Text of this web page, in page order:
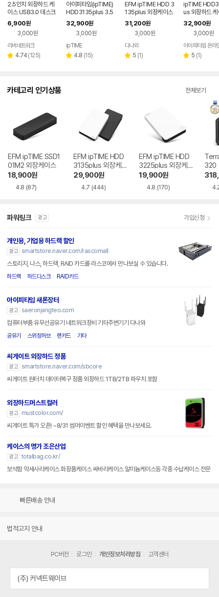
2.5인치 외장하드 케
이스 USB3.0 데스크
탑 노트북 HDD SSD
케이스 파우치
6,900원
3,000원
페이
리버네트워크
별 4.74 리
(125)
아이피타임(ipTIME)
HDD3135plus 3.5
인치 외장하드 케이스
USB 3.0 지원
32,900원
3,000원
ipTIME
별 4.8 리
(15)
EFM ipTIME HDD 3
135plus 외장케이스
(하드미포함)
31,200원
3,000원
페이
다나와
별 5 리
(1)
ipTIME
us 외장하드 케
32,900원
3,000원
아이피타임 온라
별 5 리
(1)
카테고리 인기상품 전체보기
EFM ipTIME SSD1
01M2 외장케이스
18,900원
4.8 (87)
EFM ipTIME HDD
3135plus 외장케
이스
29,900원
4.7 (444)
EFM ipTIME HDD
3225plus 외장케
이스
19,900원
4.8 (170)
320
파워링크 광고 가입신청
개인용, 기업용 하드랙 할인
광고 smartstore.naver.com/rascomall
스토리지, 나스, 하드랙, RAID 카드를 라스코에서 만나보실 수 있습니다.
하드랙 하드디스크 RAID카드
아이피타임 새론장터
광고 saeronjangteo.com
컴퓨터부품 유무선공유기 네트워크장비 기타주변기기 다나와
공유기 스위칭허브 랜카드 기타
씨게이트 외장하드 정품
광고 smartstore.naver.com/sbcore
씨게이트 원터치 데이터복구 정품 외장하드 1TB/2TB 파우치 포함
외장하드머스트컬러
광고
mustcolor.com/
씨게이트 특가 오픈! ~8/31 썸머이벤트 할인 혜택을 만나보세요.
케이스의 명가 조은산업
광고 totalbag.co.kr/
보석함 악세사리케이스 화장품케이스 싸바리케이스 알미늄케이스등 각종 수납케이스 전문
빠른배송 안내
법적고지 안내
PC버전 로그인 개인정보처리방침 고객센터
(주) 커넥트웨이브